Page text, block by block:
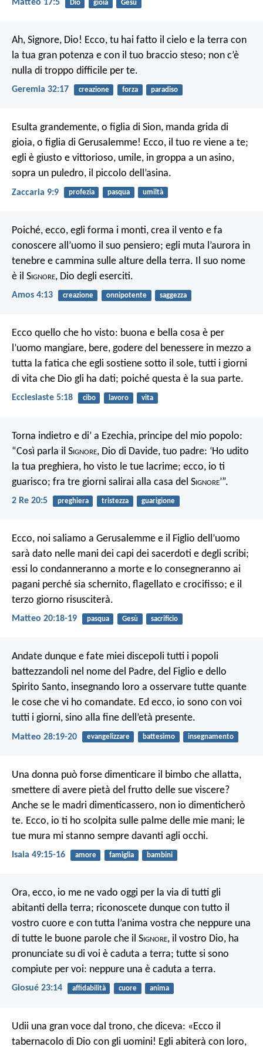
Matteo 17:5 Dio gioia Gesù
Ah, Signore, Dio! Ecco, tu hai fatto il cielo e la terra con
la tua gran potenza e con il tuo braccio steso; non c’è
nulla di troppo difficile per te.
Geremia 32:17 creazione forza paradiso
Esulta grandemente, o figlia di Sion, manda grida di
gioia, o figlia di Gerusalemme! Ecco, il tuo re viene a te;
egli è giusto e vittorioso, umile, in groppa a un asino,
sopra un puledro, il piccolo dell’asina.
Zaccaria 9:9 profezia pasqua umiltà
Poiché, ecco, egli forma i monti, crea il vento e fa
conoscere all’uomo il suo pensiero; egli muta l’aurora in
tenebre e cammina sulle alture della terra. Il suo nome
è il Signore, Dio degli eserciti.
Amos 4:13 creazione onnipotente saggezza
Ecco quello che ho visto: buona e bella cosa è per
l’uomo mangiare, bere, godere del benessere in mezzo a
tutta la fatica che egli sostiene sotto il sole, tutti i giorni
di vita che Dio gli ha dati; poiché questa è la sua parte.
Ecclesiaste 5:18 cibo lavoro vita
Torna indietro e di’ a Ezechia, principe del mio popolo:
“Così parla il Signore, Dio di Davide, tuo padre: ‘Ho udito
la tua preghiera, ho visto le tue lacrime; ecco, io ti
guarisco; fra tre giorni salirai alla casa del Signore’”.
2 Re 20:5 preghiera tristezza guarigione
Ecco, noi saliamo a Gerusalemme e il Figlio dell’uomo
sarà dato nelle mani dei capi dei sacerdoti e degli scribi;
essi lo condanneranno a morte e lo consegneranno ai
pagani perché sia schernito, flagellato e crocifisso; e il
terzo giorno risusciterà.
Matteo 20:18-19 pasqua Gesù sacrificio
Andate dunque e fate miei discepoli tutti i popoli
battezzandoli nel nome del Padre, del Figlio e dello
Spirito Santo, insegnando loro a osservare tutte quante
le cose che vi ho comandate. Ed ecco, io sono con voi
tutti i giorni, sino alla fine dell’età presente.
Matteo 28:19-20 evangelizzare battesimo insegnamento
Una donna può forse dimenticare il bimbo che allatta,
smettere di avere pietà del frutto delle sue viscere?
Anche se le madri dimenticassero, non io dimenticherò
te. Ecco, io ti ho scolpita sulle palme delle mie mani; le
tue mura mi stanno sempre davanti agli occhi.
Isaia 49:15-16 amore famiglia bambini
Ora, ecco, io me ne vado oggi per la via di tutti gli
abitanti della terra; riconoscete dunque con tutto il
vostro cuore e con tutta l’anima vostra che neppure una
di tutte le buone parole che il Signore, il vostro Dio, ha
pronunciate su di voi è caduta a terra; tutte si sono
compiute per voi: neppure una è caduta a terra.
Giosué 23:14 affidabilità cuore anima
Udii una gran voce dal trono, che diceva: «Ecco il
tabernacolo di Dio con gli uomini! Egli abiterà con loro,